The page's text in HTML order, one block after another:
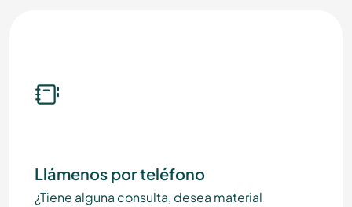
Llámenos por teléfono
¿Tiene alguna consulta, desea material